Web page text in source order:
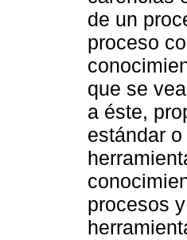
de un
proceso
que se
a éste,
estándar
procesos